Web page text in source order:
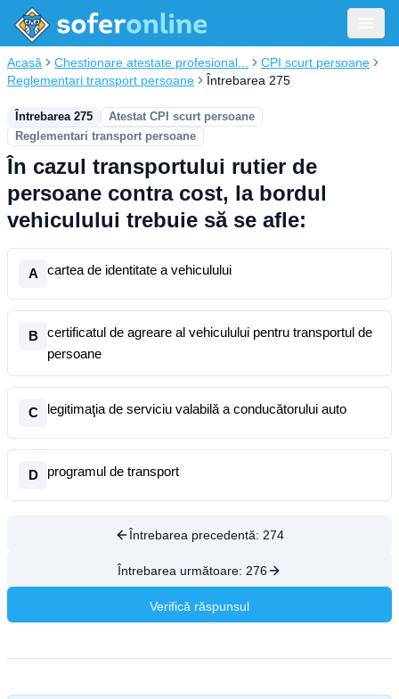
Acasă Chestionare atestate profesional...
CPI scurt persoane
Reglementari transport persoane
Întrebarea 275
Întrebarea 275
Atestat CPI scurt persoane
Reglementari transport persoane
În cazul transportului rutier de
persoane contra cost, la bordul
vehiculului trebuie să se afle:
A cartea de identitate a vehiculului
B
certificatul de agreare al vehiculului pentru transportul de
persoane
C legitimaţia de serviciu valabilă a conducătorului auto
D programul de transport
Întrebarea precedentă: 274
Întrebarea următoare: 276
Verifică răspunsul